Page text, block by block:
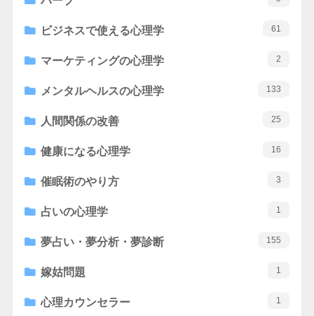
ビジネスで使える心理学 61
マーケティングの心理学 2
メンタルヘルスの心理学 133
人間関係の改善 25
健康になる心理学 16
催眠術のやり方 3
占いの心理学 1
夢占い・夢分析・夢診断 155
嫁姑問題 1
心理カウンセラー 1